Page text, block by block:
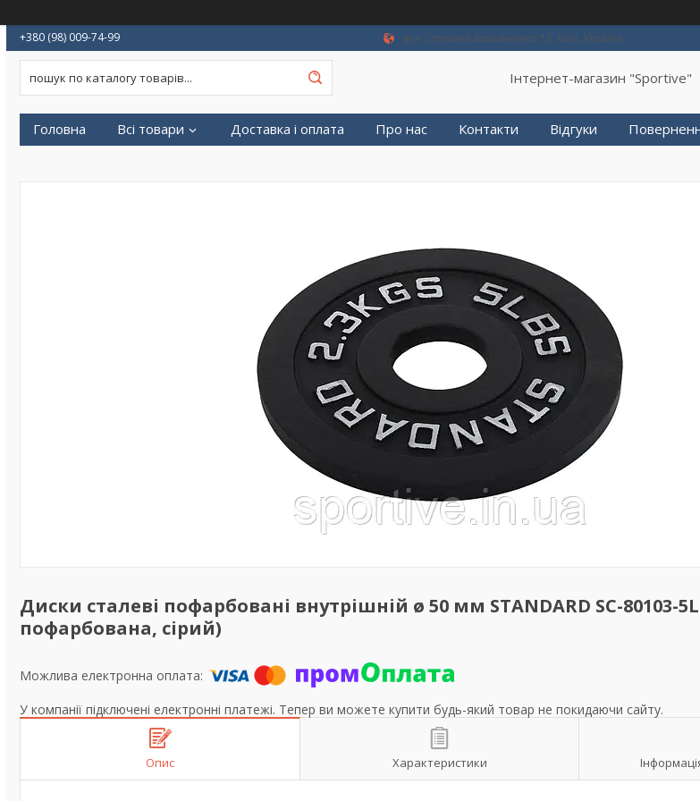
+380 (98) 009-74-99
вул. Степана Васильченко 12, Київ, Україна
Інтернет-магазин "Sportive"
Головна Всі товари Доставка і оплата Про нас Контакти Відгуки
Диски сталеві пофарбовані внутрішній ø 50 мм STANDARD SC-80103-
пофарбована, сірий)
У компанії підключені електронні платежі. Тепер ви можете купити будь-який товар не покидаючи сайту.
Опис Характеристики